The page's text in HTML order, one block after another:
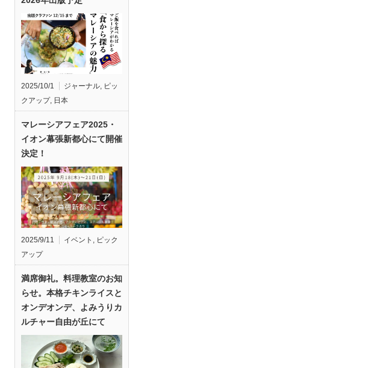
2025/10/1 ジャーナル, ピッ
クアップ, 日本
マレーシアフェア2025・
イオン幕張新都心にて開催
決定！
2025/9/11 イベント , ピック
アップ
満席御礼。料理教室のお知
らせ。本格チキンライスと
オンデオンデ、よみうりカ
ルチャー自由が丘にて